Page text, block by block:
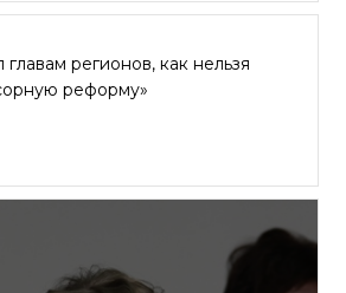
регионов, как нельзя
реформу»